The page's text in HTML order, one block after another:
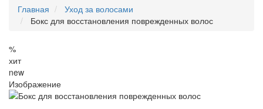
Главная
Уход за волосами
Бокс для восстановления поврежденных волос
%
хит
new
Изображение